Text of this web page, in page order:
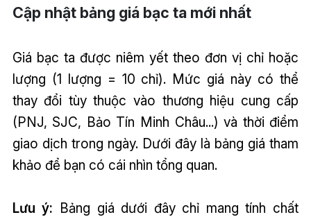
Cập nhật bảng giá bạc ta mới nhất
Giá bạc ta được niêm yết theo đơn vị chỉ hoặc
lượng (1 lượng = 10 chỉ). Mức giá này có thể
thay đổi tùy thuộc vào thương hiệu cung cấp
(PNJ, SJC, Bảo Tín Minh Châu...) và thời điểm
giao dịch trong ngày. Dưới đây là bảng giá tham
khảo để bạn có cái nhìn tổng quan.
Lưu ý: Bảng giá dưới đây chỉ mang tính chất